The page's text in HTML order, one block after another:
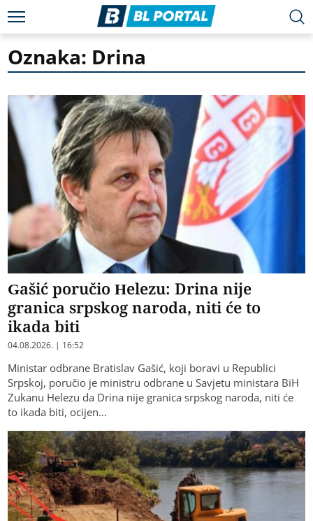
Oznaka: Drina
Gašić poručio Helezu: Drina nije
granica srpskog naroda, niti će to
ikada biti
04.08.2026. | 16:52
Ministar odbrane Bratislav Gašić, koji boravi u Republici
Srpskoj, poručio je ministru odbrane u Savjetu ministara BiH
Zukanu Helezu da Drina nije granica srpskog naroda, niti će
to ikada biti, ocijen…